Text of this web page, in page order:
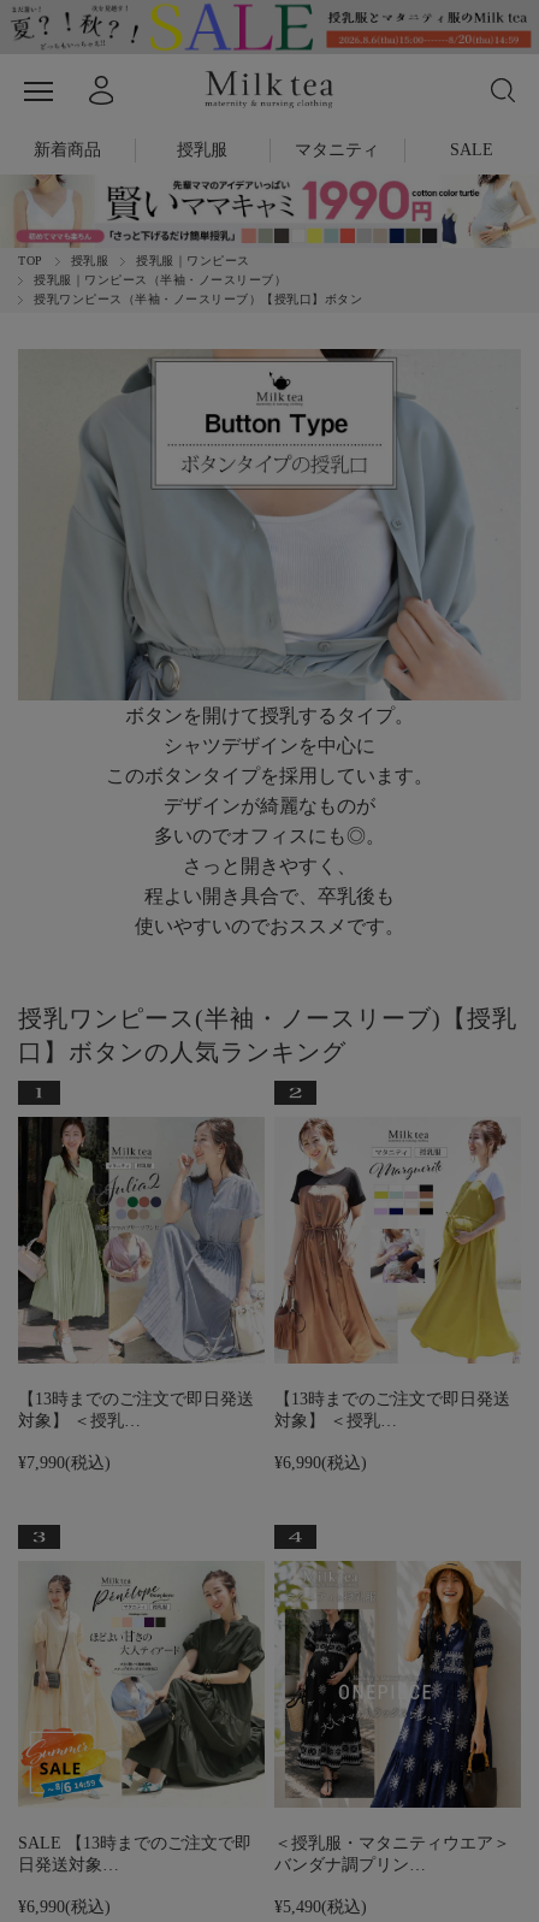
新着商品 授乳服 マタニティ SALE
TOP 授乳服
授乳服｜ワンピース
授乳服｜ワンピース（半袖・ノースリーブ）
授乳ワンピース（半袖・ノースリーブ）【授乳口】ボタン
ボタンを開けて授乳するタイプ。
シャツデザインを中心に
このボタンタイプを採用しています。
デザインが綺麗なものが
多いのでオフィスにも◎。
さっと開きやすく、
程よい開き具合で、卒乳後も
使いやすいのでおススメです。
授乳ワンピース(半袖・ノースリーブ)【授乳
口】ボタンの人気ランキング
【13時までのご注文で即日発送
対象】 ＜授乳…
¥7,990(税込)
【13時までのご注文で即日発送
対象】 ＜授乳…
¥6,990(税込)
SALE 【13時までのご注文で即
日発送対象…
¥6,990(税込)
＜授乳服・マタニティウエア＞
バンダナ調プリン…
¥5,490(税込)